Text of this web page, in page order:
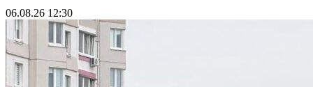
06.08.26 12:30